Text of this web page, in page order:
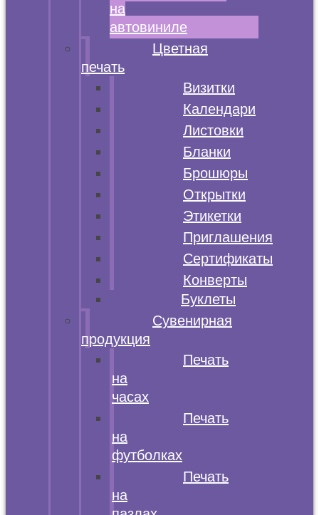
на
автовиниле
Цветная
печать
Визитки
Календари
Листовки
Бланки
Брошюры
Открытки
Этикетки
Приглашения
Сертификаты
Конверты
Буклеты
Сувенирная
продукция
Печать
на
часах
Печать
на
футболках
Печать
на